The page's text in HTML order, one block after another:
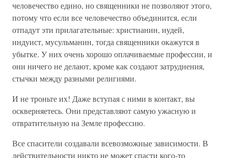
человечество едино, но священники не позволяют этого,
потому что если все человечество объединится, если
отпадут эти прилагательные: христианин, иудей,
индуист, мусульманин, тогда священники окажутся в
убытке. У них очень хорошо оплачиваемые профессии, и
они ничего не делают, кроме как создают затруднения,
стычки между разными религиями.
И не троньте их! Даже вступая с ними в контакт, вы
оскверняетесь. Они представляют самую ужасную и
отвратительную на Земле профессию.
Все спасители создавали всевозможные зависимости. В
действительности никто не может спасти кого-то